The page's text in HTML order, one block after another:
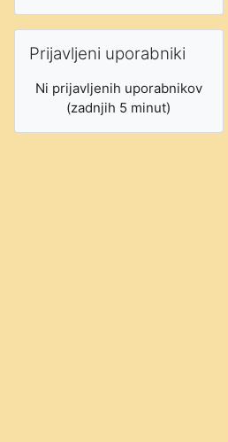
Prijavljeni uporabniki
Ni prijavljenih uporabnikov
(zadnjih 5 minut)